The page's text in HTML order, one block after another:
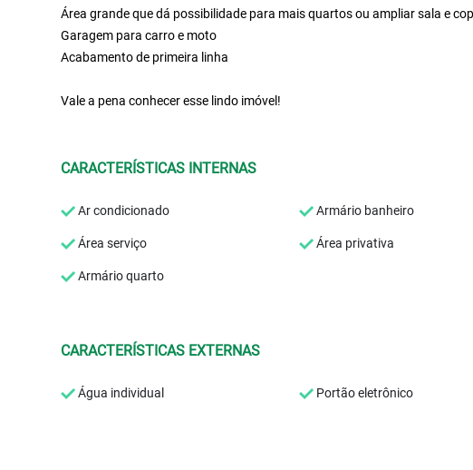
Área grande que dá possibilidade para mais quartos ou ampliar sala e
Garagem para carro e moto
Acabamento de primeira linha
Vale a pena conhecer esse lindo imóvel!
CARACTERÍSTICAS INTERNAS
Ar condicionado Armário banheiro
Área serviço Área privativa
Armário quarto
CARACTERÍSTICAS EXTERNAS
Água individual Portão eletrônico